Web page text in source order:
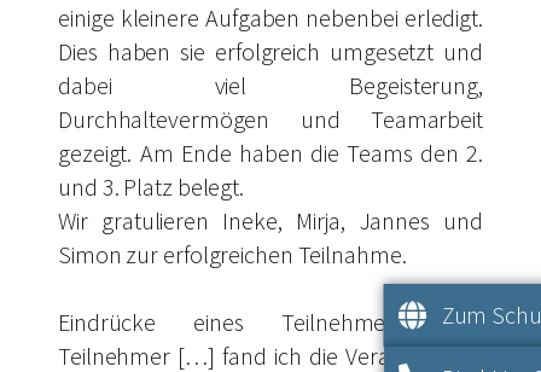
einige kleinere Aufgaben nebenbei erledigt.
Dies haben sie erfolgreich umgesetzt und
dabei viel Begeisterung,
Durchhaltevermögen und Teamarbeit
gezeigt. Am Ende haben die Teams den 2.
und 3. Platz belegt.
Wir gratulieren Ineke, Mirja, Jannes und
Simon zur erfolgreichen Teilnahme.
Eindrücke eines Teilnehmers: „Als
Teilnehmer […] fand ich die Veranstaltung
Zum